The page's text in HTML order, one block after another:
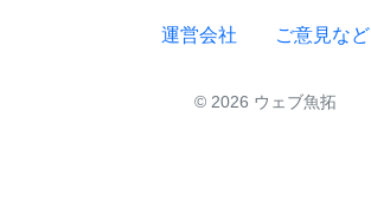
運営会社 ご意見など
© 2026 ウェブ魚拓